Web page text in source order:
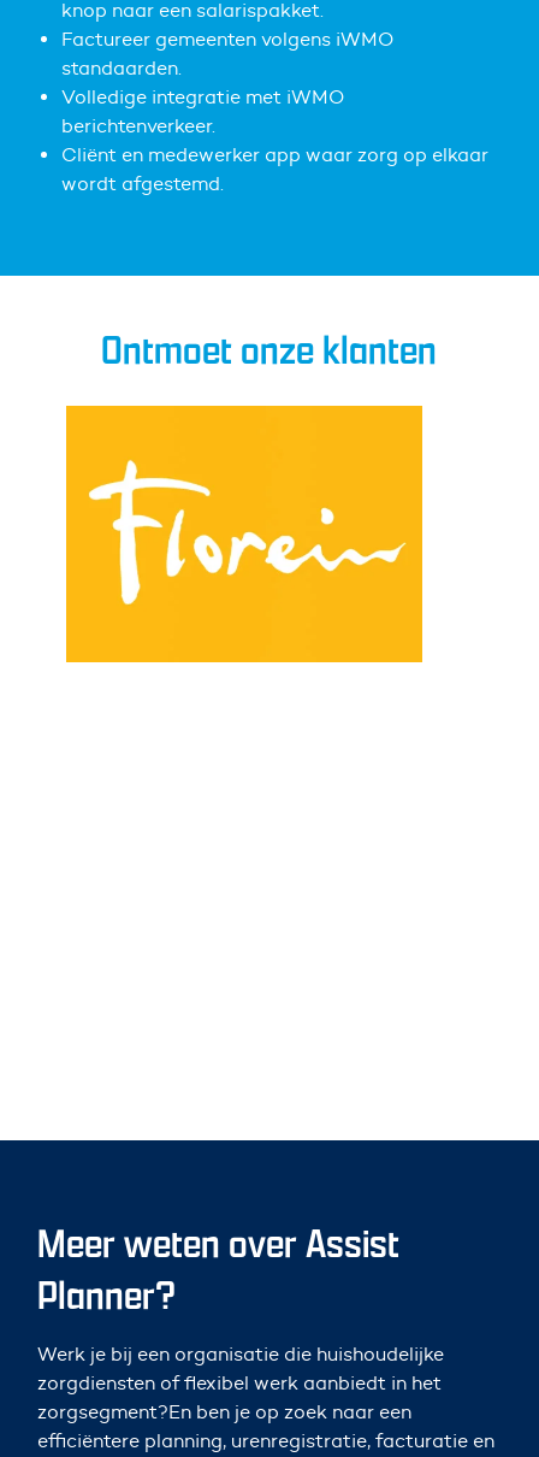
knop naar een salarispakket.
Factureer gemeenten volgens iWMO
standaarden.
Volledige integratie met iWMO
berichtenverkeer.
Cliënt en medewerker app waar zorg op elkaar
wordt afgestemd.
Ontmoet onze klanten
Meer weten over Assist
Planner?
Werk je bij een organisatie die huishoudelijke
zorgdiensten of flexibel werk aanbiedt in het
zorgsegment?En ben je op zoek naar een
efficiëntere planning, urenregistratie, facturatie en